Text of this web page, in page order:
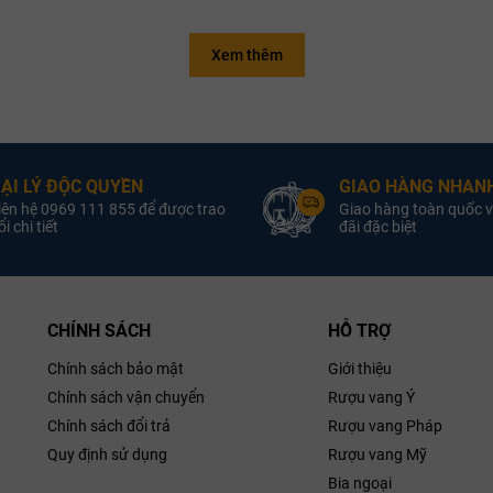
Nồng Độ:
Xuất:
Pinot Grigio
Nồng Độ:
12.5% ABV
Nhà Sản Xuất:
Kim Crawford
Dung Tích:
Kim
Xem thêm
LÝ ĐỘC QUYỀN
hệ 0969 111 855 để được trao
chi tiết
GIAO HÀNG
Giao hàng toàn quốc
đãi đặc biệt
CHÍNH SÁCH
Chính sách bảo mật
Chính sách vận chuyển
Chính sách đổi trả
Quy định sử dụng
HỖ TRỢ
Giới thiệu
Rượu vang Ý
Rượu vang Pháp
Rượu vang Mỹ
Bia ngoại